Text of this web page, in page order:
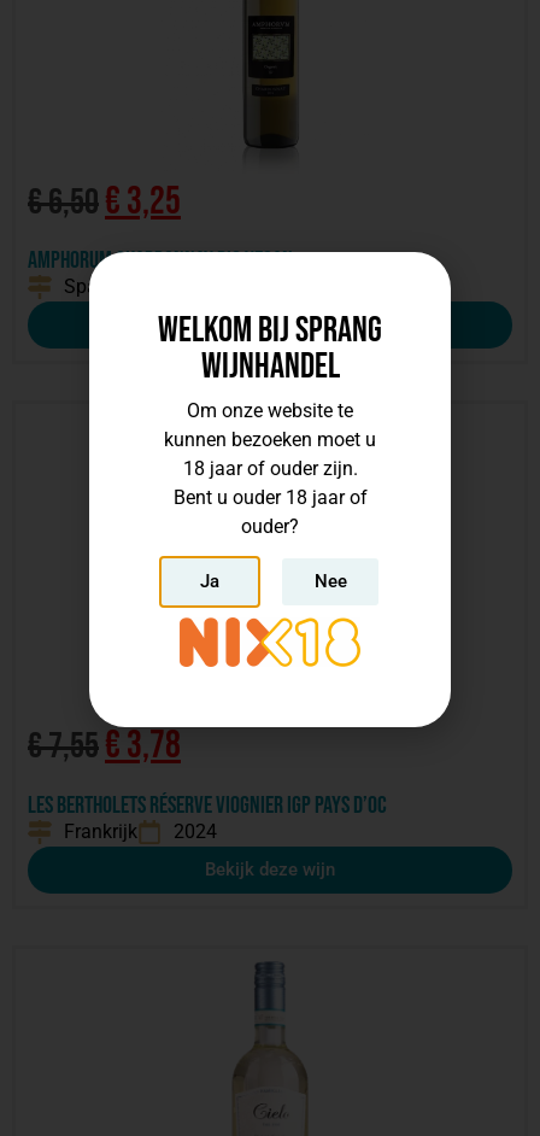
€6,50€3,25
Amphorum Chardonnay Bio Vegan
Spanje
Bekijk deze wijn
€7,55€3,78
Les Bertholets Réserve Viognier IGP Pays d’Oc
Frankrijk 2024
Bekijk deze wijn
Welkom bij Sprang
Wijnhandel
Om onze website te
kunnen bezoeken moet u
18 jaar of ouder zijn.
Bent u ouder 18 jaar of
ouder?
Ja Nee